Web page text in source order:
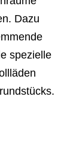
Dazu
spezielle